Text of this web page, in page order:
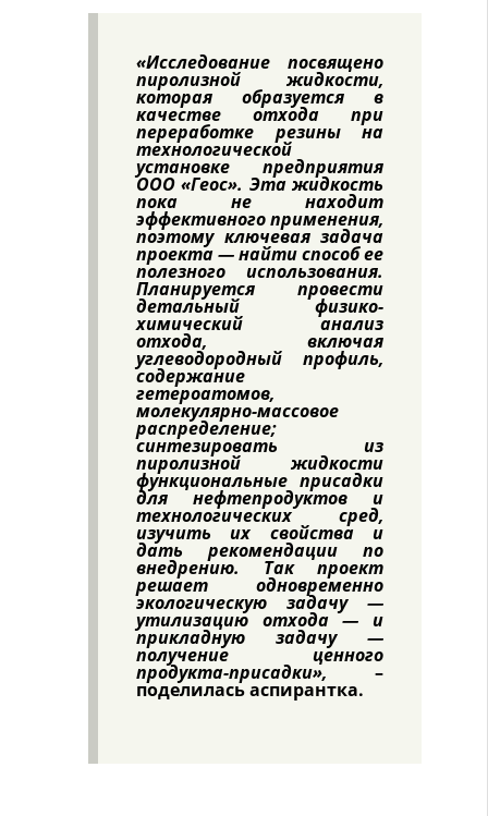
«Исследование посвящено
пиролизной жидкости,
которая образуется в
качестве отхода при
переработке резины на
технологической
установке предприятия
ООО «Геос». Эта жидкость
пока не находит
эффективного применения,
поэтому ключевая задача
проекта — найти способ ее
полезного использования.
Планируется провести
детальный физико-
химический анализ
отхода, включая
углеводородный профиль,
содержание
гетероатомов,
молекулярно-массовое
распределение;
синтезировать из
пиролизной жидкости
функциональные присадки
для нефтепродуктов и
технологических сред,
изучить их свойства и
дать рекомендации по
внедрению. Так проект
решает одновременно
экологическую задачу —
утилизацию отхода — и
прикладную задачу —
получение ценного
продукта-присадки», –
поделилась аспирантка.